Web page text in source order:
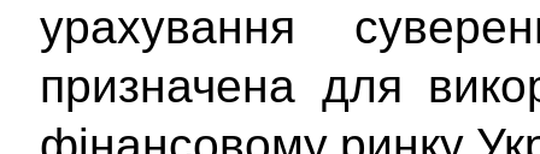
урахування
призначена для